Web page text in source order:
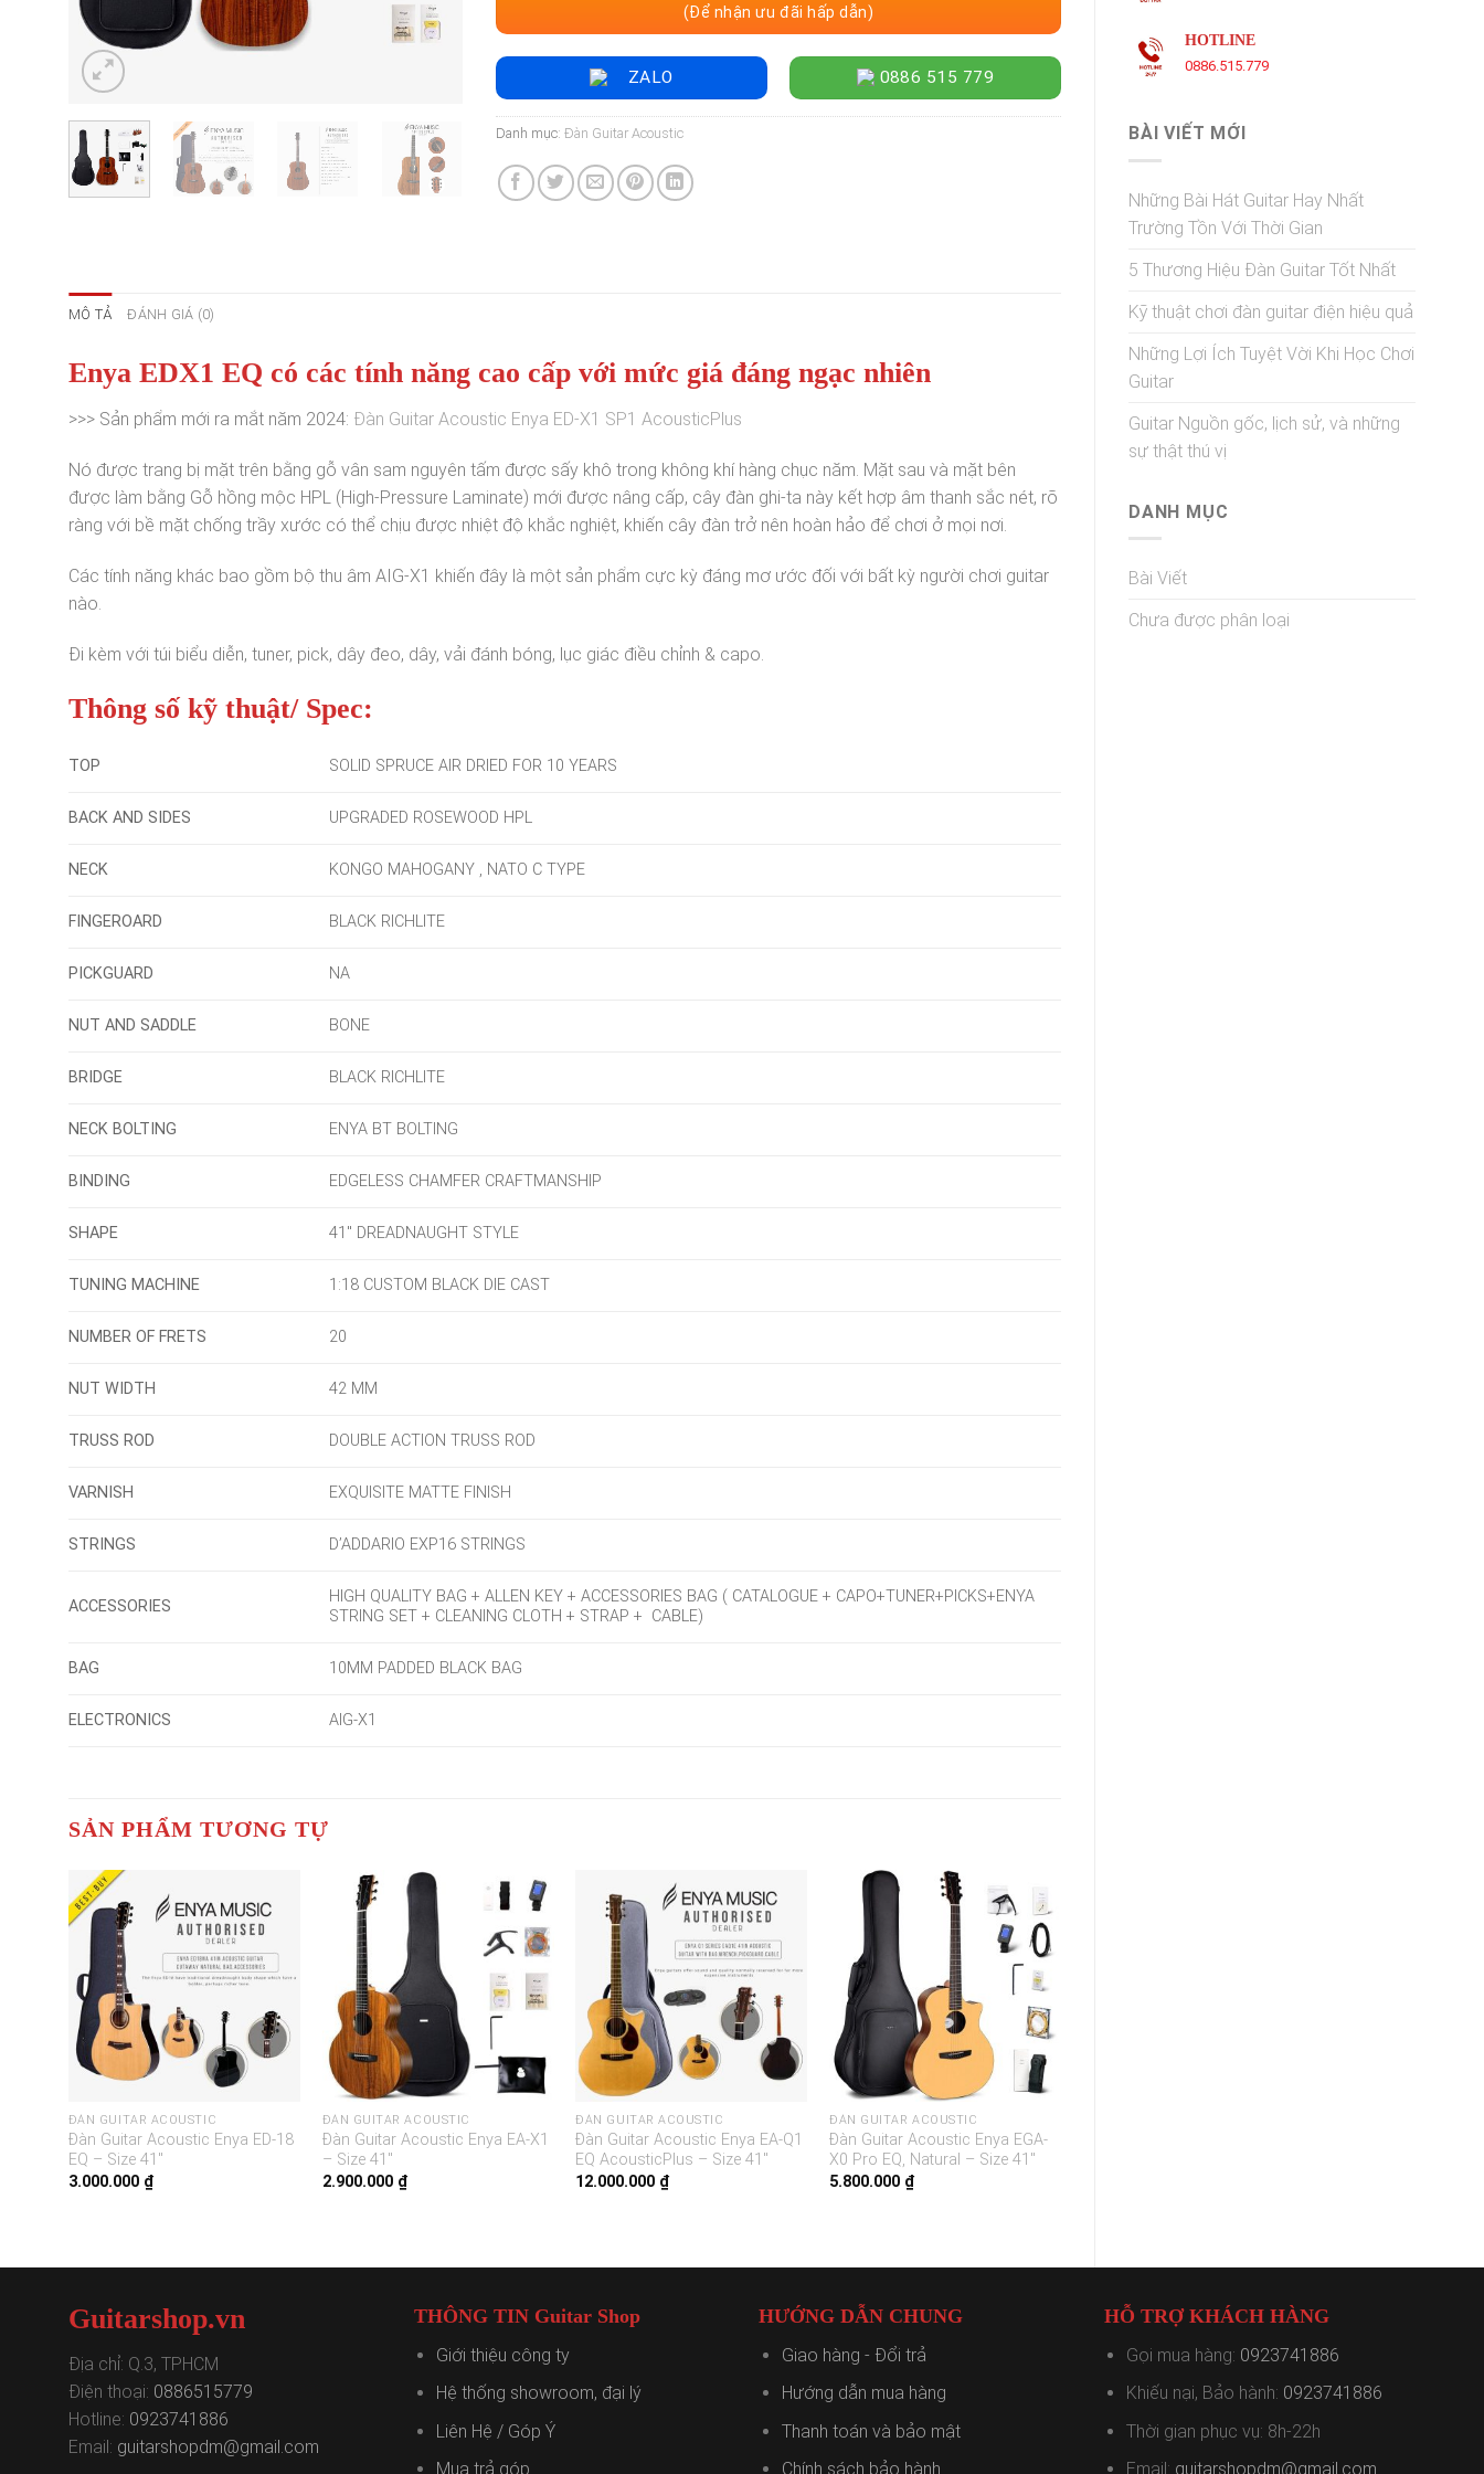
HOTLINE
0886.515.779
BÀI VIẾT MỚI
Những Bài Hát Guitar Hay Nhất
Trường Tồn Với Thời Gian
5 Thương Hiệu Đàn Guitar Tốt Nhất
Kỹ thuật chơi đàn guitar điện hiệu quả
Những Lợi Ích Tuyệt Vời Khi Học Chơi
Guitar
Guitar Nguồn gốc, lịch sử, và những
sự thật thú vị
DANH MỤC
Bài Viết
Chưa được phân loại
(Để nhận ưu đãi hấp dẫn)
ZALO 0886 515 779
Danh mục:Đàn Guitar Acoustic
MÔ TẢ ĐÁNH GIÁ (0)
Enya EDX1 EQ có các tính năng cao cấp với mức giá đáng ngạc nhiên
>>> Sản phẩm mới ra mắt năm 2024: Đàn Guitar Acoustic Enya ED-X1 SP1 AcousticPlus
Nó được trang bị mặt trên bằng gỗ vân sam nguyên tấm được sấy khô trong không khí hàng chục năm. Mặt sau và mặt bên
được làm bằng Gỗ hồng mộc HPL (High-Pressure Laminate) mới được nâng cấp, cây đàn ghi-ta này kết hợp âm thanh sắc nét, rõ
ràng với bề mặt chống trầy xước có thể chịu được nhiệt độ khắc nghiệt, khiến cây đàn trở nên hoàn hảo để chơi ở mọi nơi.
Các tính năng khác bao gồm bộ thu âm AIG-X1 khiến đây là một sản phẩm cực kỳ đáng mơ ước đối với bất kỳ người chơi guitar
nào.
Đi kèm với túi biểu diễn, tuner, pick, dây đeo, dây, vải đánh bóng, lục giác điều chỉnh & capo.
Thông số kỹ thuật/ Spec:
TOP SOLID SPRUCE AIR DRIED FOR 10 YEARS
BACK AND SIDES UPGRADED ROSEWOOD HPL
NECK KONGO MAHOGANY , NATO C TYPE
FINGEROARD BLACK RICHLITE
PICKGUARD NA
NUT AND SADDLE BONE
BRIDGE BLACK RICHLITE
NECK BOLTING ENYA BT BOLTING
BINDING EDGELESS CHAMFER CRAFTMANSHIP
SHAPE 41″ DREADNAUGHT STYLE
TUNING MACHINE 1:18 CUSTOM BLACK DIE CAST
NUMBER OF FRETS 20
NUT WIDTH 42 MM
TRUSS ROD DOUBLE ACTION TRUSS ROD
VARNISH EXQUISITE MATTE FINISH
STRINGS D’ADDARIO EXP16 STRINGS
ACCESSORIES
HIGH QUALITY BAG + ALLEN KEY + ACCESSORIES BAG ( CATALOGUE + CAPO+TUNER+PICKS+ENYA
STRING SET + CLEANING CLOTH + STRAP + CABLE)
BAG 10MM PADDED BLACK BAG
ELECTRONICS AIG-X1
SẢN PHẨM TƯƠNG TỰ
ĐÀN GUITAR ACOUSTIC
Đàn Guitar Acoustic Enya ED-18
EQ – Size 41″
3.000.000 ₫
ĐÀN GUITAR ACOUSTIC
Đàn Guitar Acoustic Enya EA-X1
– Size 41″
2.900.000 ₫
ĐÀN GUITAR ACOUSTIC
Đàn Guitar Acoustic Enya EA-Q1
EQ AcousticPlus – Size 41″
12.000.000 ₫
ĐÀN GUITAR ACOUSTIC
Đàn Guitar Acoustic Enya EGA-
X0 Pro EQ, Natural – Size 41″
5.800.000 ₫
Guitarshop.vn
Địa chỉ: Q.3, TPHCM
Điện thoại: 0886515779
Hotline: 0923741886
Email: guitarshopdm@gmail.com
THÔNG TIN Guitar Shop
Giới thiệu công ty
Hệ thống showroom, đại lý
Liên Hệ / Góp Ý
Mua trả góp
HƯỚNG DẪN CHUNG
Giao hàng - Đổi trả
Hướng dẫn mua hàng
Thanh toán và bảo mật
Chính sách bảo hành
HỖ TRỢ KHÁCH HÀNG
Gọi mua hàng: 0923741886
Khiếu nại, Bảo hành: 0923741886
Thời gian phục vụ: 8h-22h
Email: guitarshopdm@gmail.com